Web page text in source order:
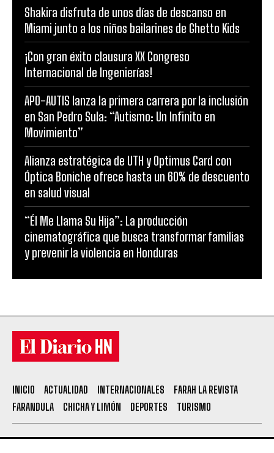
Shakira disfruta de unos días de descanso en
Miami junto a los niños bailarines de Ghetto Kids
¡Con gran éxito clausura XX Congreso
Internacional de Ingenierías!
APO-AUTIS lanza la primera carrera por la inclusión
en San Pedro Sula: “Autismo: Un Infinito en
Movimiento”
Alianza estratégica de UTH y Optimus Card con
Óptica Boniche ofrece hasta un 60% de descuento
en salud visual
“Él Me Llama Su Hija”: La producción
cinematográfica que busca transformar familias
y prevenir la violencia en Honduras
INICIO ACTUALIDAD INTERNACIONALES
FARAH LA REVISTA
FARANDULA
CHICHA Y LIMÓN DEPORTES TURISMO